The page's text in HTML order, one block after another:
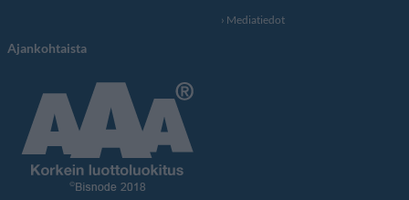
Mediatiedot
Ajankohtaista